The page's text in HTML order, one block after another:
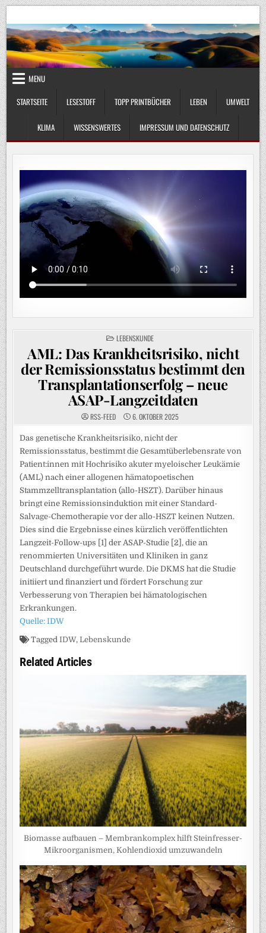
Skip
to
content
UmweltKlima.com
MENU
STARTSEITE
LESESTOFF TOPP PRINTBÜCHER LEBEN UMWELT
KLIMA WISSENSWERTES IMPRESSUM UND DATENSCHUTZ
POSTED
IN
LEBENSKUNDE
AML: Das Krankheitsrisiko, nicht
der Remissionsstatus bestimmt den
Transplantationserfolg – neue
ASAP-Langzeitdaten
RSS-FEED 6. OKTOBER 2025
Das genetische Krankheitsrisiko, nicht der
Remissionsstatus, bestimmt die Gesamtüberlebensrate von
Patient:innen mit Hochrisiko akuter myeloischer Leukämie
(AML) nach einer allogenen hämatopoetischen
Stammzelltransplantation (allo-HSZT). Darüber hinaus
bringt eine Remissionsinduktion mit einer Standard-
Salvage-Chemotherapie vor der allo-HSZT keinen Nutzen.
Dies sind die Ergebnisse eines kürzlich veröffentlichten
Langzeit-Follow-ups [1] der ASAP-Studie [2], die an
renommierten Universitäten und Kliniken in ganz
Deutschland durchgeführt wurde. Die DKMS hat die Studie
initiiert und finanziert und fördert Forschung zur
Verbesserung von Therapien bei hämatologischen
Erkrankungen.
Quelle: IDW
TaggedIDW,Lebenskunde
Related Articles
Biomasse aufbauen – Membrankomplex hilft Steinfresser-
Mikroorganismen, Kohlendioxid umzuwandeln